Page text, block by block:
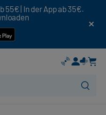
55€ | In der App ab 35€.